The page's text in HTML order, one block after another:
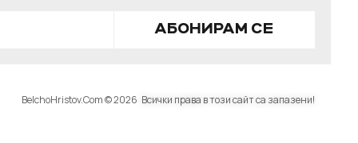
АБОНИРАМ СЕ
BelchoHristov.Com © 2026 Всички права в този сайт са запазени!